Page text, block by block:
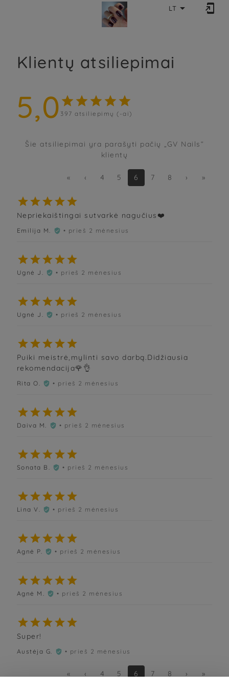
LT  
Klientų atsiliepimai
5,0     
397 atsiliepimų (-ai)
Šie atsiliepimai yra parašyti pačių „GV Nails“
klientų
« ‹ 4 5 6 7 8 › »

Nepriekaištingai sutvarkė nagučius❤️
Emilija M.  • prieš 2 mėnesius

Ugnė J.  • prieš 2 mėnesius

Ugnė J.  • prieš 2 mėnesius

Puiki meistrė,mylinti savo darbą.Didžiausia
rekomendacija🌹👌
Rita O.  • prieš 2 mėnesius

Daiva M.  • prieš 2 mėnesius

Sonata B.  • prieš 2 mėnesius

Lina V.  • prieš 2 mėnesius

Agnė P.  • prieš 2 mėnesius

Agnė M.  • prieš 2 mėnesius

Super!
Austėja G.  • prieš 2 mėnesius
« ‹ 4 5 6 7 8 › »